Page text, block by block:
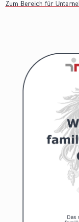
Zum Bereich für